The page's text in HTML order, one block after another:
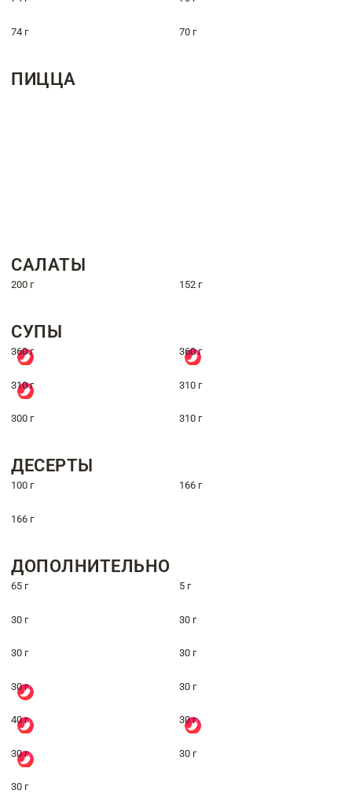
74 г 70 г
ПИЦЦА
САЛАТЫ
200 г 152 г
СУПЫ
360 г 360 г
310 г 310 г
300 г 310 г
ДЕСЕРТЫ
100 г 166 г
166 г
ДОПОЛНИТЕЛЬНО
65 г 5 г
30 г 30 г
30 г 30 г
30 г 30 г
40 г 30 г
30 г 30 г
30 г